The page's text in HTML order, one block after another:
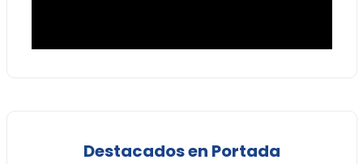
Destacados en Portada